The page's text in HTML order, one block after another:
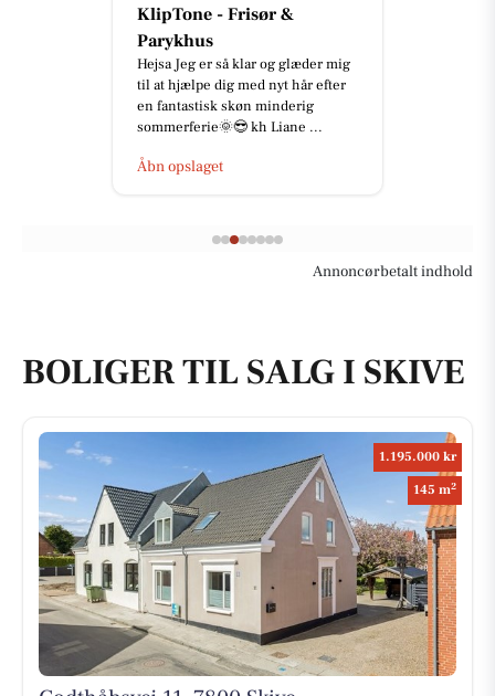
KlipTone - Frisør &
Parykhus
Hejsa Jeg er så klar og glæder mig
til at hjælpe dig med nyt hår efter
en fantastisk skøn minderig
sommerferie🌞😎 kh Liane ...
Åbn opslaget
Annoncørbetalt indhold
BOLIGER TIL SALG I SKIVE
1.195.000 kr
145 m2